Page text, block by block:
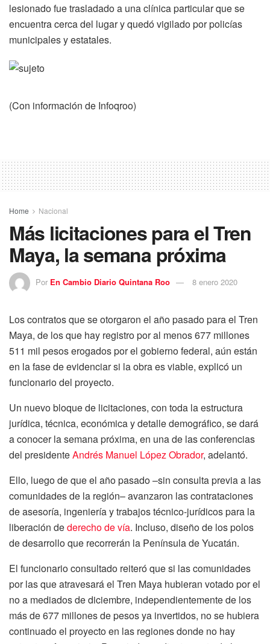
lesionado fue trasladado a una clínica particular que se
encuentra cerca del lugar y quedó vigilado por policías
municipales y estatales.
(Con información de Infoqroo)
Home Nacional
Más licitaciones para el Tren
Maya, la semana próxima
Por En Cambio Diario Quintana Roo 8 enero 2020
Los contratos que se otorgaron el año pasado para el Tren
Maya, de los que hay registro por al menos 677 millones
511 mil pesos erogados por el gobierno federal, aún están
en la fase de evidenciar si la obra es viable, explicó un
funcionario del proyecto.
Un nuevo bloque de licitaciones, con toda la estructura
jurídica, técnica, económica y detalle demográfico, se dará
a conocer la semana próxima, en una de las conferencias
del presidenteAndrés Manuel López Obrador, adelantó.
Ello, luego de que el año pasado –sin consulta previa a las
comunidades de la región– avanzaron las contrataciones
de asesoría, ingeniería y trabajos técnico-jurídicos para la
liberación dederecho de vía. Incluso, diseño de los polos
de desarrollo que recorrerán la Península de Yucatán.
El funcionario consultado reiteró que si las comunidades
por las que atravesará el Tren Maya hubieran votado por el
no a mediados de diciembre, independientemente de los
más de 677 millones de pesos ya invertidos, no se hubiera
continuado el proyecto en las regiones donde no hay